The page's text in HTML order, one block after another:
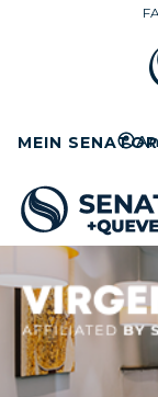
MEIN SENATOR